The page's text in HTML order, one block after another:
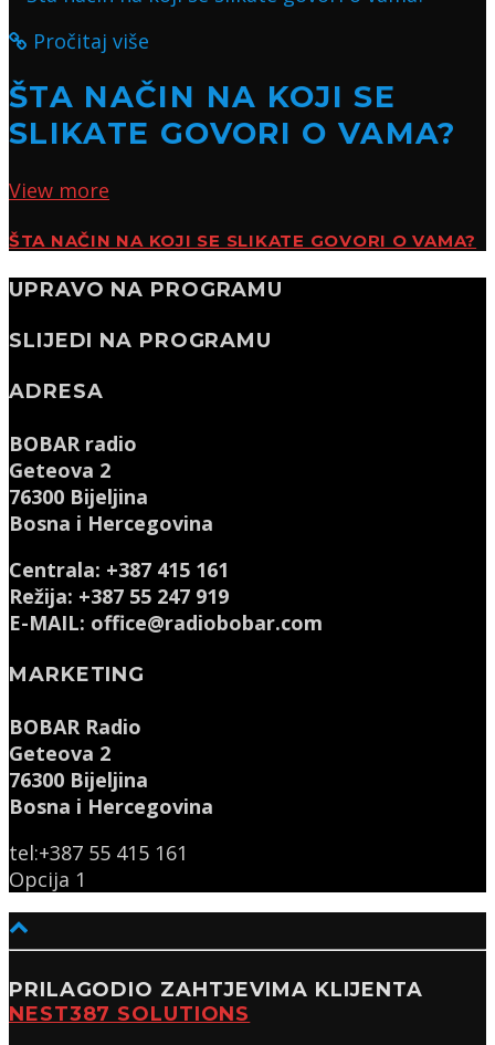
Pročitaj više
ŠTA NAČIN NA KOJI SE
SLIKATE GOVORI O VAMA?
View more
ŠTA NAČIN NA KOJI SE SLIKATE GOVORI O VAMA?
UPRAVO NA PROGRAMU
SLIJEDI NA PROGRAMU
ADRESA
BOBAR radio
Geteova 2
76300 Bijeljina
Bosna i Hercegovina
Centrala: +387 415 161
Režija: +387 55 247 919
E-MAIL: office@radiobobar.com
MARKETING
BOBAR Radio
Geteova 2
76300 Bijeljina
Bosna i Hercegovina
tel:+387 55 415 161
Opcija 1
PRILAGODIO ZAHTJEVIMA KLIJENTA
NEST387 SOLUTIONS